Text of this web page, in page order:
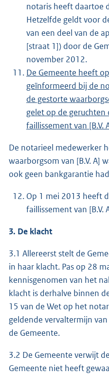
notaris heeft daartoe
Hetzelfde geldt voor
van een deel van de
[straat 1]) door de
november 2012.
De Gemeente heeft
geïnformeerd bij de
de gestorte
gelet op de
faillissement van [B.V.
De notarieel medewerker
waarborgsom van [B.V. A]
ook geen bankgarantie
Op 1 mei 2013 heeft
faillissement van [B.V.
3. De klacht
3.1 Allereerst stelt de
in haar klacht. Pas op 28
kennisgenomen van het
klacht is derhalve binnen
15 van de Wet op het
geldende vervaltermijn
de Gemeente.
3.2 De Gemeente verwijt
Gemeente niet heeft